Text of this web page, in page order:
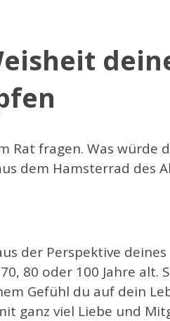
fragen. Was würde
dem Hamsterrad des
der Perspektive deines
80 oder 100 Jahre alt.
Gefühl du auf dein
ganz viel Liebe und